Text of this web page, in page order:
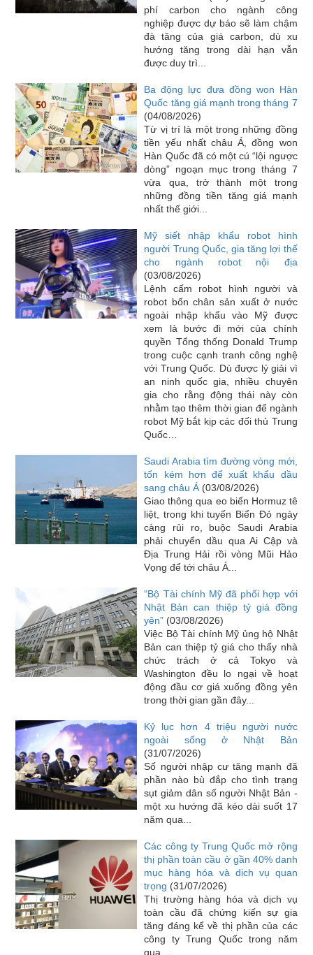
phí carbon cho ngành công
nghiệp được dự báo sẽ làm chậm
đà tăng của giá carbon, dù xu
hướng tăng trong dài hạn vẫn
được duy trì...
Ba động lực đưa đồng won Hàn
Quốc tăng giá mạnh trong tháng 7
(04/08/2026)
Từ vị trí là một trong những đồng
tiền yếu nhất châu Á, đồng won
Hàn Quốc đã có một cú “lội ngược
dòng” ngoạn mục trong tháng 7
vừa qua, trở thành một trong
những đồng tiền tăng giá mạnh
nhất thế giới...
Mỹ siết nhập khẩu robot hình
người Trung Quốc, gia tăng lợi thế
cho ngành robot nội địa
(03/08/2026)
Lệnh cấm robot hình người và
robot bốn chân sản xuất ở nước
ngoài nhập khẩu vào Mỹ được
xem là bước đi mới của chính
quyền Tổng thống Donald Trump
trong cuộc cạnh tranh công nghệ
với Trung Quốc. Dù được lý giải vì
an ninh quốc gia, nhiều chuyên
gia cho rằng động thái này còn
nhằm tạo thêm thời gian để ngành
robot Mỹ bắt kịp các đối thủ Trung
Quốc…
Saudi Arabia tìm đường vòng mới,
tốn kém hơn để xuất khẩu dầu
sang châu Á (03/08/2026)
Giao thông qua eo biển Hormuz tê
liệt, trong khi tuyến Biển Đỏ ngày
càng rủi ro, buộc Saudi Arabia
phải chuyển dầu qua Ai Cập và
Địa Trung Hải rồi vòng Mũi Hảo
Vọng để tới châu Á...
“Bộ Tài chính Mỹ đã phối hợp với
Nhật Bản can thiệp tỷ giá đồng
yên” (03/08/2026)
Việc Bộ Tài chính Mỹ ủng hộ Nhật
Bản can thiệp tỷ giá cho thấy nhà
chức trách ở cả Tokyo và
Washington đều lo ngại về hoạt
động đầu cơ giá xuống đồng yên
trong thời gian gần đây...
Kỷ lục hơn 4 triệu người nước
ngoài sống ở Nhật Bản
(31/07/2026)
Số người nhập cư tăng mạnh đã
phần nào bù đắp cho tình trạng
sụt giảm dân số người Nhật Bản -
một xu hướng đã kéo dài suốt 17
năm qua...
Các công ty Trung Quốc mở rộng
thị phần toàn cầu ở gần 40% danh
mục hàng hóa và dịch vụ quan
trọng (31/07/2026)
Thị trường hàng hóa và dịch vụ
toàn cầu đã chứng kiến sự gia
tăng đáng kể về thị phần của các
công ty Trung Quốc trong năm
qua...